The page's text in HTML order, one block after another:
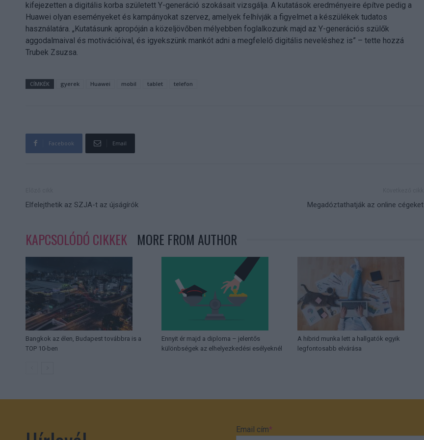
kifejezetten a digitális korba született Y-generáció szokásait vizsgálja. A kutatások eredményeire építve pedig a
Huawei olyan eseményeket és kampányokat szervez, amelyek felhívják a figyelmet a készülékek tudatos
használatára. „Kutatásunk apropóján a közeljövőben mélyebben foglalkozunk majd az Y-generációs szülők
aggodalmaival és motivációival, és igyekszünk mankót adni a megfelelő digitális neveléshez is” – tette hozzá
Trubek Zsuzsa.
CÍMKÉK gyerek Huawei mobil tablet telefon
Facebook Email
Elfelejthetik az SZJA-t az újságírók Megadóztathatják az online cégeket
KAPCSOLÓDÓ CIKKEK MORE FROM AUTHOR
Bangkok az élen, Budapest továbbra is a
TOP 10-ben
Ennyit ér majd a diploma – jelentős
különbségek az elhelyezkedési esélyeknél
A hibrid munka lett a hallgatók egyik
legfontosabb elvárása
Email cím*